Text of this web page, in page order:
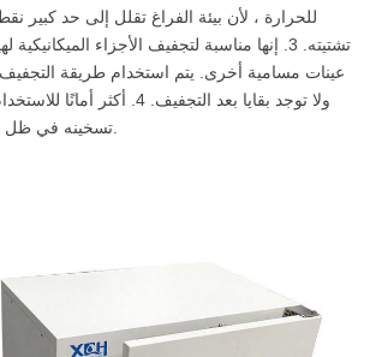
للحرارة ، لأن بيئة الفراغ تقلل إلى حد كبير
تشتيته. 3. إنها مناسبة لتجفيف الأجزاء
عينات مسامية أخرى. يتم استخدام طريقة التجفيف
ولا توجد بقايا بعد التجفيف. 4.